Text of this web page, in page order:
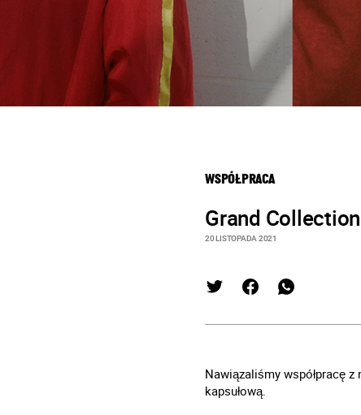
WSPÓŁPRACA
Grand
20 LISTOPADA 2021
Nawiązaliśmy współpracę
kapsułową.